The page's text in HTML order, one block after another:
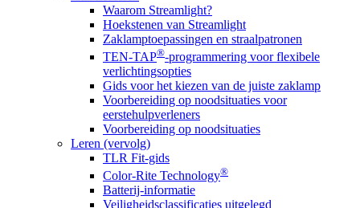
Waarom Streamlight?
Hoekstenen van Streamlight
Zaklamptoepassingen en straalpatronen
TEN-TAP®-programmering voor flexibele
verlichtingsopties
Gids voor het kiezen van de juiste zaklamp
Voorbereiding op noodsituaties voor
eerstehulpverleners
Voorbereiding op noodsituaties
Leren (vervolg)
TLR Fit-gids
Color-Rite Technology®
Batterij-informatie
Veiligheidsclassificaties uitgelegd